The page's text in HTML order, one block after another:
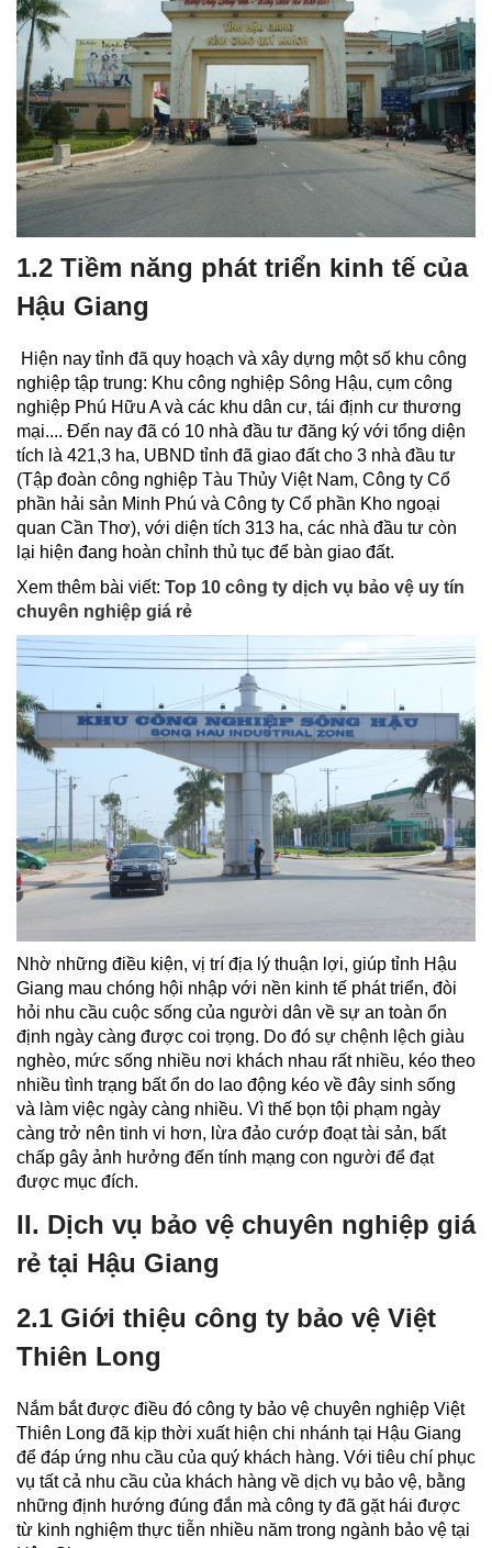
1.2 Tiềm năng phát triển kinh tế của
Hậu Giang
Hiện nay tỉnh đã quy hoạch và xây dựng một số khu công
nghiệp tập trung: Khu công nghiệp Sông Hậu, cụm công
nghiệp Phú Hữu A và các khu dân cư, tái định cư thương
mại.... Đến nay đã có 10 nhà đầu tư đăng ký với tổng diện
tích là 421,3 ha, UBND tỉnh đã giao đất cho 3 nhà đầu tư
(Tập đoàn công nghiệp Tàu Thủy Việt Nam, Công ty Cổ
phần hải sản Minh Phú và Công ty Cổ phần Kho ngoại
quan Cần Thơ), với diện tích 313 ha, các nhà đầu tư còn
lại hiện đang hoàn chỉnh thủ tục để bàn giao đất.
Xem thêm bài viết: Top 10 công ty dịch vụ bảo vệ uy tín
chuyên nghiệp giá rẻ
Nhờ những điều kiện, vị trí địa lý thuận lợi, giúp tỉnh Hậu
Giang mau chóng hội nhập với nền kinh tế phát triển, đòi
hỏi nhu cầu cuộc sống của người dân về sự an toàn ổn
định ngày càng được coi trọng. Do đó sự chệnh lệch giàu
nghèo, mức sống nhiều nơi khách nhau rất nhiều, kéo theo
nhiều tình trạng bất ổn do lao động kéo về đây sinh sống
và làm việc ngày càng nhiều. Vì thế bọn tội phạm ngày
càng trở nên tinh vi hơn, lừa đảo cướp đoạt tài sản, bất
chấp gây ảnh hưởng đến tính mạng con người để đạt
được mục đích.
II. Dịch vụ bảo vệ chuyên nghiệp giá
rẻ tại Hậu Giang
2.1 Giới thiệu công ty bảo vệ Việt
Thiên Long
Nắm bắt được điều đó công ty bảo vệ chuyên nghiệp Việt
Thiên Long đã kịp thời xuất hiện chi nhánh tại Hậu Giang
để đáp ứng nhu cầu của quý khách hàng. Với tiêu chí phục
vụ tất cả nhu cầu của khách hàng về dịch vụ bảo vệ, bằng
những định hướng đúng đắn mà công ty đã gặt hái được
từ kinh nghiệm thực tiễn nhiều năm trong ngành bảo vệ tại